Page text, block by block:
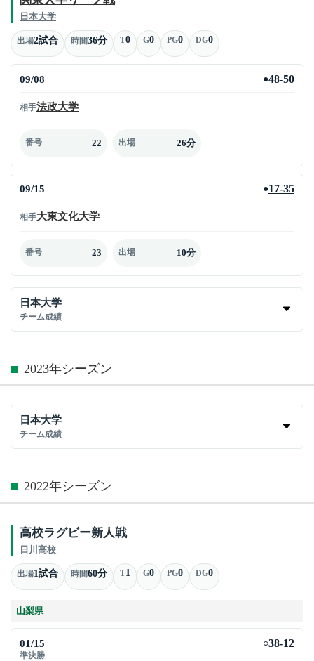
日本大学
出場2試合 時間36分 T0 G0 PG0 DG0
09/08 ●48-50
相手法政大学
番号 22 出場 26分
09/15 ●17-35
相手大東文化大学
番号 23 出場 10分
日本大学
チーム成績
2023年シーズン
日本大学
チーム成績
2022年シーズン
高校ラグビー新人戦
日川高校
出場1試合 時間60分 T1 G0 PG0 DG0
山梨県
01/15
準決勝
○38-12